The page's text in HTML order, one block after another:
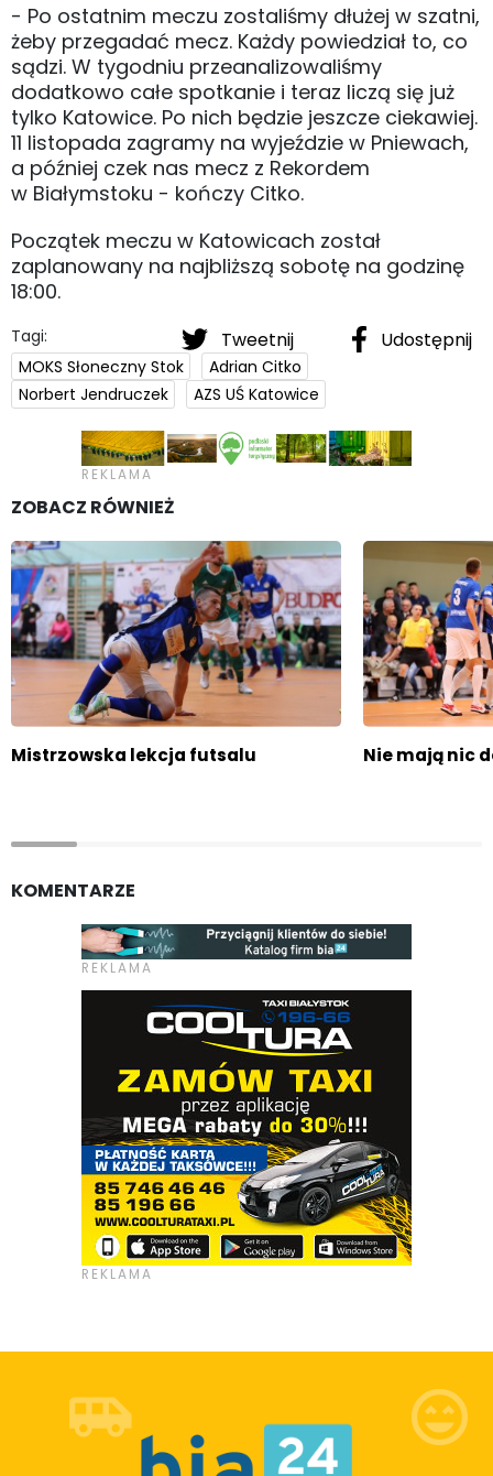
- Po ostatnim meczu zostaliśmy dłużej w szatni,
żeby przegadać mecz. Każdy powiedział to, co
sądzi. W tygodniu przeanalizowaliśmy
dodatkowo całe spotkanie i teraz liczą się już
tylko Katowice. Po nich będzie jeszcze ciekawiej.
11 listopada zagramy na wyjeździe w Pniewach,
a później czek nas mecz z Rekordem
w Białymstoku - kończy Citko.
Początek meczu w Katowicach został
zaplanowany na najbliższą sobotę na godzinę
18:00.
Tweetnij Udostępnij
Tagi:
MOKS Słoneczny Stok
Adrian Citko
Norbert Jendruczek
AZS UŚ Katowice
ZOBACZ RÓWNIEŻ
Mistrzowska lekcja futsalu Nie mają nic
KOMENTARZE